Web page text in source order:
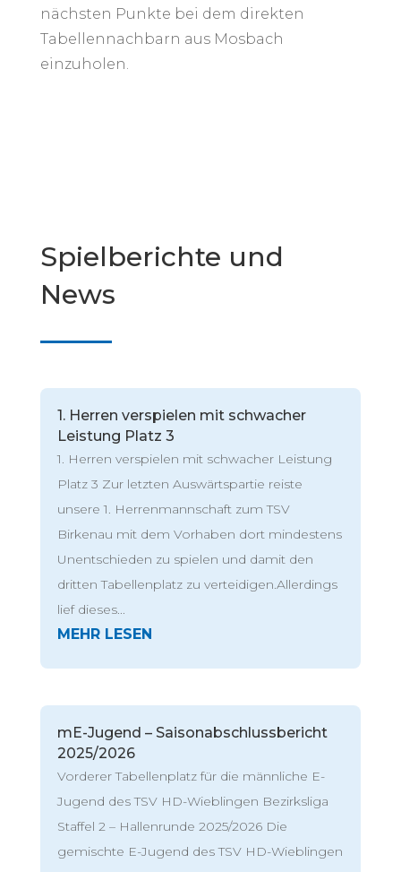
nächsten Punkte bei dem direkten
Tabellennachbarn aus Mosbach
einzuholen.
Spielberichte und
News
1. Herren verspielen mit schwacher
Leistung Platz 3
1. Herren verspielen mit schwacher Leistung
Platz 3 Zur letzten Auswärtspartie reiste
unsere 1. Herrenmannschaft zum TSV
Birkenau mit dem Vorhaben dort mindestens
Unentschieden zu spielen und damit den
dritten Tabellenplatz zu verteidigen.Allerdings
lief dieses...
mE-Jugend – Saisonabschlussbericht
2025/2026
Vorderer Tabellenplatz für die männliche E-
Jugend des TSV HD-Wieblingen Bezirksliga
Staffel 2 – Hallenrunde 2025/2026 Die
gemischte E-Jugend des TSV HD-Wieblingen